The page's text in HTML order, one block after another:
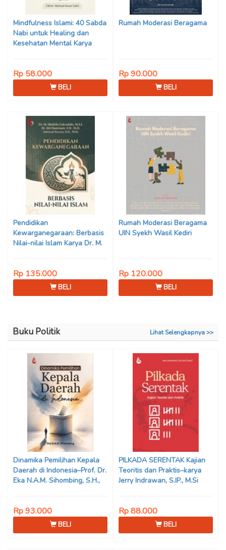
Son Haji, Dede Sunarya,
Iwan Setiawan, Nur Afiatin
Editor: Mi’raj Dodi Kurniawan
Mindfulness Islami: 40 Sabda
Nabi untuk Healing dan
Kesehatan Mental Karya
Saniyya Fadhila, Avanda
Chintya Cahyaning Putri, dan
Arjunedi
Rp 58.000
BELI
Rumah Moderasi Beragama
Rp 90.000
BELI
Pendidikan
Kewarganegaraan: Berbasis
Nilai-nilai Islam Karya Dr. M.
Adrenal Stezen, S.H., M.H.
Rp 135.000
BELI
Rumah Moderasi Beragama
UIN Syekh Wasil Kediri
Rp 120.000
BELI
Buku Politik Lihat Selengkapnya >>
Dinamika Pemilihan Kepala
Daerah di Indonesia–Prof. Dr.
Eka N.A.M. Sihombing, S.H.,
Rp 93.000
BELI
PILKADA SERENTAK Kajian
Teoritis dan Praktis–karya
Jerry Indrawan, S.IP., M.Si
Rp 88.000
BELI